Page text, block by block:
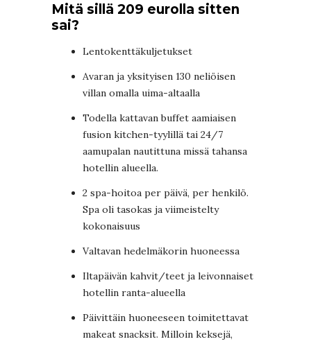
Mitä sillä 209 eurolla sitten
sai?
Lentokenttäkuljetukset
Avaran ja yksityisen 130 neliöisen
villan omalla uima-altaalla
Todella kattavan buffet aamiaisen
fusion kitchen-tyylillä tai 24/7
aamupalan nautittuna missä tahansa
hotellin alueella.
2 spa-hoitoa per päivä, per henkilö.
Spa oli tasokas ja viimeistelty
kokonaisuus
Valtavan hedelmäkorin huoneessa
Iltapäivän kahvit/teet ja leivonnaiset
hotellin ranta-alueella
Päivittäin huoneeseen toimitettavat
makeat snacksit. Milloin keksejä,